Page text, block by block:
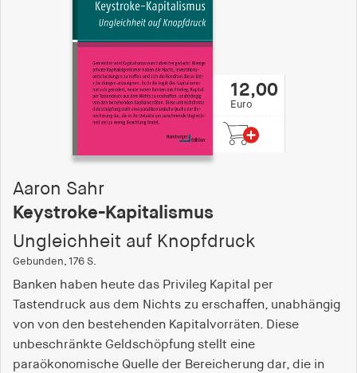
12,00
Euro
Aaron Sahr
Keystroke-Kapitalismus
Ungleichheit auf Knopfdruck
Gebunden, 176 S.
Banken haben heute das Privileg Kapital per
Tastendruck aus dem Nichts zu erschaffen, unabhängig
von von den bestehenden Kapitalvorräten. Diese
unbeschränkte Geldschöpfung stellt eine
paraökonomische Quelle der Bereicherung dar, die in